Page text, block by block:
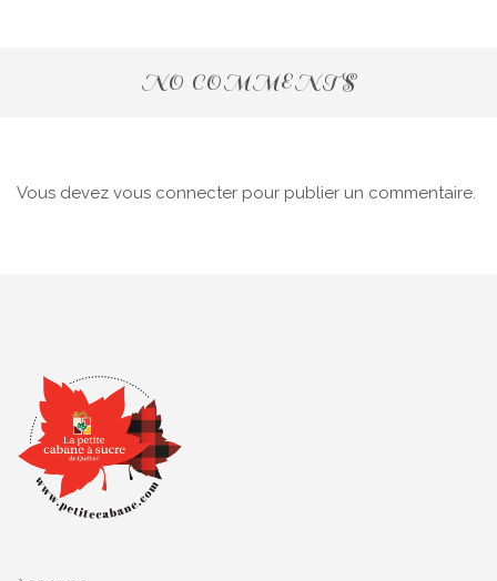
NO COMMENTS
Vous devez vous connecter pour publier un commentaire.